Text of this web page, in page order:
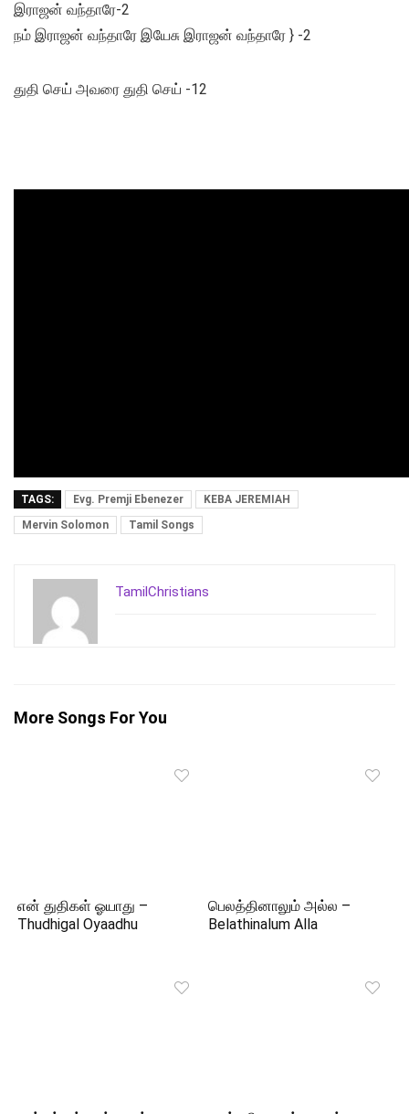
இராஜன் வந்தாரே-2
நம் இராஜன் வந்தாரே இயேசு இராஜன் வந்தாரே } -2
துதி செய் அவரை துதி செய் -12
TAGS: Evg. Premji Ebenezer
KEBA JEREMIAH
Mervin Solomon
Tamil Songs
TamilChristians
More Songs For You
என் துதிகள் ஓயாது –
Thudhigal Oyaadhu
பெலத்தினாலும் அல்ல –
Belathinalum Alla